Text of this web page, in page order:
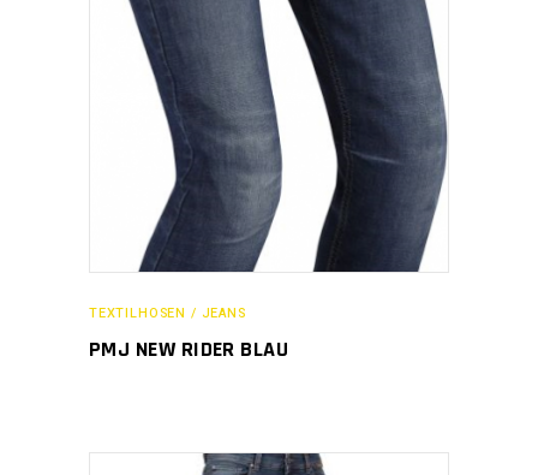
TEXTILHOSEN / JEANS
PMJ NEW RIDER BLAU